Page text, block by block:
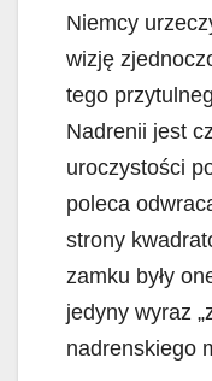
Niemcy
wizję
tego
Nadrenii jest
uroczystości
poleca
strony
zamku były
jedyny wyraz
nadrenskiego